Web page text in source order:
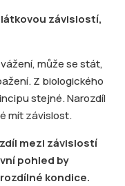
závislostí,
může se stát,
Z biologického
stejné. Narozdíl
mít závislost.
mezi závislostí
pohled by
kondice.